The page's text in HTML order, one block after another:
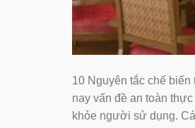
10 Nguyên tắc chế
nay vấn đề an toàn
khỏe người sử dụng.